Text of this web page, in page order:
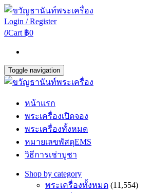
Login / Register
0Cart ฿0
Toggle navigation
หน้าแรก
พระเครื่องเปิดจอง
พระเครื่องทั้งหมด
หมายเลขพัสดุEMS
วิธีการเช่าบูชา
Shop by category
พระเครื่องทั้งหมด (11,554)